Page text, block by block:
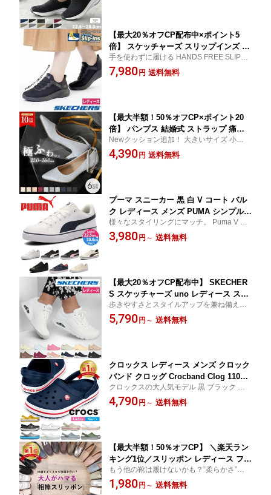
【最大20％オフCP配布中×ポイント5
倍】 スケッチャーズ スリップインズ レ
ディース SKECHERS Slip-ins スリッポ
ン ハンズフリー ワーク スニーカー 防
手を使わずに履ける HANDS FREE SLIP-IN
S SQUAD CHAOS SR JASUL
7,980 円 送料無料
【最大半額！50％オフCP×ポイント20
倍】 パンプス 結婚式 ストラップ 痛く
ない ウエディング 二次会 パーティ 太
ヒール 6cm 6センチヒール レース アン
Newクッション追加！ 大きいサイズ 小さい
サイズ 歩きやすい 疲れない ポインテッド
トゥ フォーマル ブラック
4,390 円 送料無料
プーマ スニーカー 黒 白 V コート バル
ク レディース メンズ PUMA シンプル
通勤 通学 クッション V Court Vulc 389
907 V Court Vulc EB 389908
様々なスタイリングにマッチ。 Puma V Co
urt Vulc Puma V Court Vulc EB
3,980 円 ～ 送料無料
【最大20％オフCP配布中】 SKECHER
S スケッチャーズ uno レディース スニ
ーカー 厚底 シューズ エアクッション 7
3690 ウノ スタンド オン エア UNO-STA
歩きやすさとスタイルアップを兼ね備えた
ファッションスニーカー。 ブラック ホワイ
ト ブラウン ピンク ネイビー オレンジ
5,790 円 ～ 送料無料
クロックス レディース メンズ クロック
バンド クロッグ Crocband Clog 11016
おしゃれ 柔らかい スポーツサンダル ア
ウトドア 室内 作業 軽量 防臭 crocs
クロックスの大人気モデル 黒 ブラック 白
青 ピンク 29cm 30cm
4,790 円 ～ 送料無料
【最大半額！50％オフCP】 ＼楽天ラン
キング1位／スリッポン レディース フラ
ットシューズ ぺたんこ ローファー ドラ
イビングシューズ 痛くない 柔らかい ゆ
もう他の靴は履けないかも？“柔らかさ”にハ
マるリピーター様続出！！ 旅行 トラベル
散歩 行楽 歩きやすい 疲れない らくちん 抗
1,980 円 ～ 送料無料